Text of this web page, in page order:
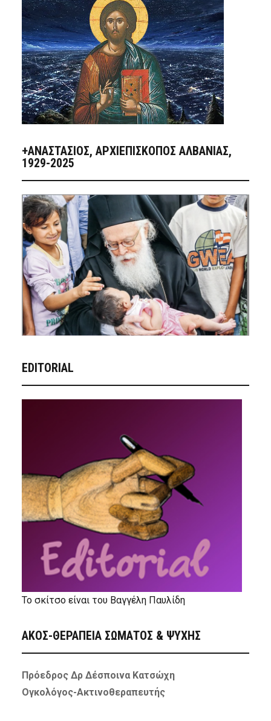
+ΑΝΑΣΤΆΣΙΟΣ, ΑΡΧΙΕΠΊΣΚΟΠΟΣ ΑΛΒΑΝΊΑΣ,
1929-2025
EDITORIAL
Το σκίτσο είναι του Βαγγέλη Παυλίδη
ΑΚΟΣ-ΘΕΡΑΠΕΙΑ ΣΩΜΑΤΟΣ & ΨΥΧΗΣ
Πρόεδρος Δρ Δέσποινα Κατσώχη
Ογκολόγος-Ακτινοθεραπευτής